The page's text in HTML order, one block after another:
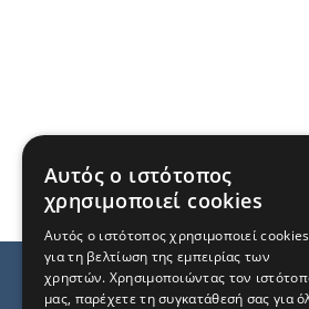
Αυτός ο ιστότοπος
χρησιμοποιεί cookies
Αυτός ο ιστότοπος χρησιμοποιεί cookies
για τη βελτίωση της εμπειρίας των
χρηστών. Χρησιμοποιώντας τον
μας, παρέχετε τη συγκατάθεσή σας για